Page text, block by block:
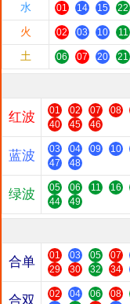
水 01 14 15 22
火 02 03 10 11
土 06 07 20 21
红波 01 02 07 08
40
45 46
蓝波 03 04 09 10
47
48
绿波 05 06 11 16
44
49
合单 01 03 05 07
29
30 32 34
合双 02 04 06 08